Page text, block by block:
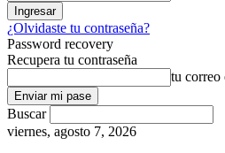
¿Olvidaste tu contraseña?
Password recovery
Recupera tu contraseña
tu correo
Buscar
viernes, agosto 7, 2026